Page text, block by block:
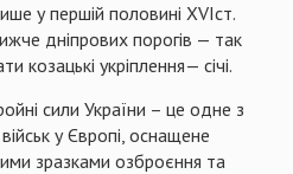
у першій половині XVIст.
дніпрових порогів — так
козацькі укріплення— січі.
сили України – це одне з
у Європі, оснащене
зразками озброєння та